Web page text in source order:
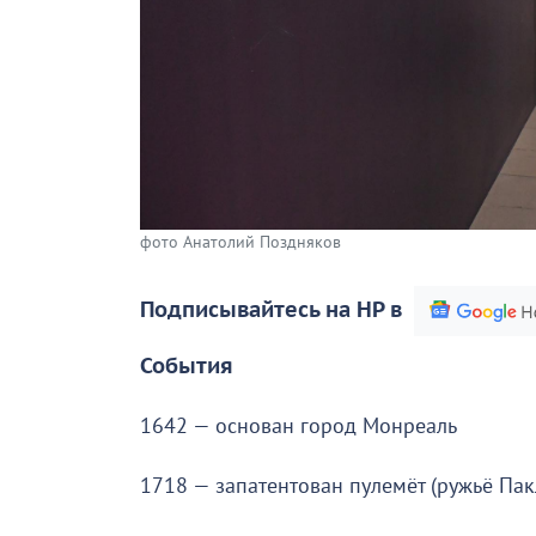
фото Анатолий Поздняков
Подписывайтесь на НР в
События
1642 — основан город Монреаль
1718 — запатентован пулемёт (ружьё